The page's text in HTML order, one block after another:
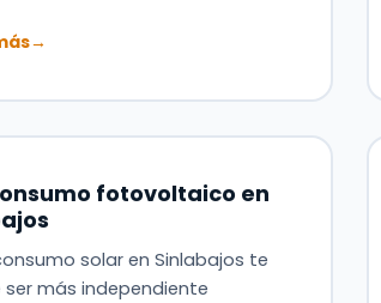
→
fotovoltaico en
solar en Sinlabajos te
más independiente